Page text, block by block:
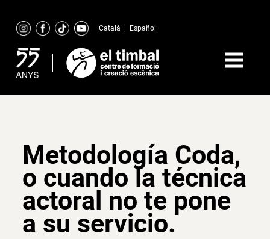
content
Català Español
Metodología Coda,
o cuando la técnica
actoral no te pone
a su servicio.